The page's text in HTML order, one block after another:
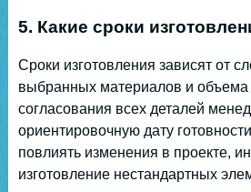
5. Какие сроки
Сроки изготовления зависят от
выбранных материалов и объема
согласования всех деталей
ориентировочную дату
повлиять изменения в проекте,
изготовление нестандартных